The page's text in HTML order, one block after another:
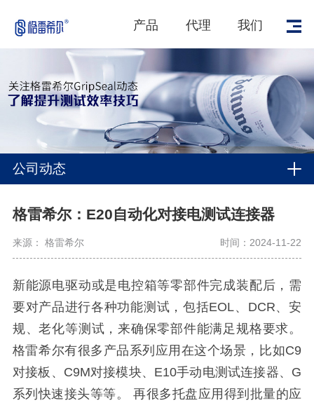
产品 代理 我们
公司动态
格雷希尔：E20自动化对接电测试连接器
来源： 格雷希尔 时间：2024-11-22
新能源电驱动或是电控箱等零部件完成装配后，需
要对产品进行各种功能测试，包括EOL、DCR、安
规、老化等测试，来确保零部件能满足规格要求。
格雷希尔有很多产品系列应用在这个场景，比如C9
对接板、C9M对接模块、E10手动电测试连接器、G
系列快速接头等等。 再很多托盘应用得到批量的应